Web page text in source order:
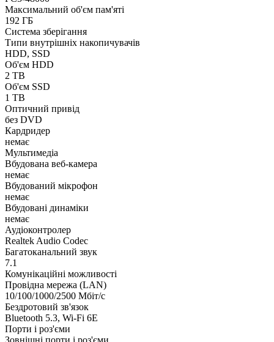
Максимальний об'єм пам'яті
192 ГБ
Система зберігання
Типи внутрішніх накопичувачів
HDD, SSD
Об'єм HDD
2 TB
Об'єм SSD
1 TB
Оптичний привід
без DVD
Кардридер
немає
Мультимедіа
Вбудована веб-камера
немає
Вбудований мікрофон
немає
Вбудовані динаміки
немає
Аудіоконтролер
Realtek Audio Codec
Багатоканальний звук
7.1
Комунікаційні можливості
Провідна мережа (LAN)
10/100/1000/2500 Мбіт/с
Бездротовий зв'язок
Bluetooth 5.3, Wi-Fi 6E
Порти і роз'єми